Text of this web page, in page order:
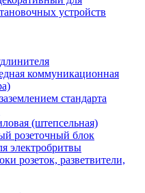
устройств
коммуникационная
стандарта
(штепсельная)
розеточный блок
электробритвы
розеток, разветвители,